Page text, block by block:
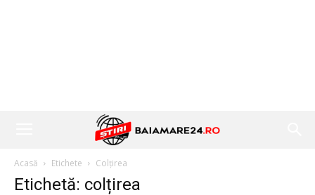
Acasă Etichete Colțirea
Etichetă: colțirea